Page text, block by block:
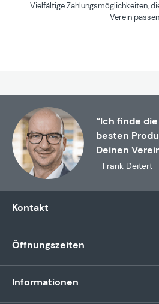
Vielfältige Zahlungsmöglichkeiten,
Verein passen
“Ich finde
besten
Deinen
- Frank Deitert
Kontakt
Öffnungszeiten
Informationen